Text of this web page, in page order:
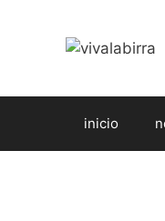
contenido
inicio